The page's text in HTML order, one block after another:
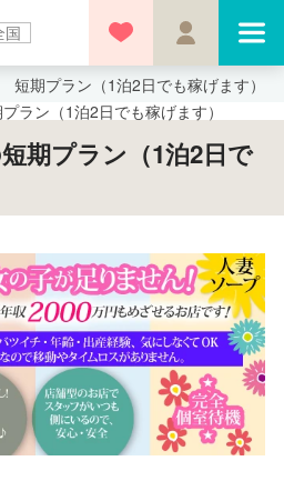
国
短期プラン（1泊2日でも稼げます）
ラン（1泊2日でも稼げます）
期プラン（1泊2日で